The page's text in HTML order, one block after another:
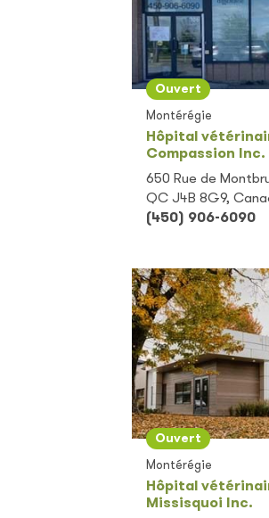
Hôpital
Compassion Inc.
Ouvert
Montérégie
650 Rue de
QC J4B 8G9,
(450) 906-6090
Hôpital
Missisquoi Inc.
Ouvert
Montérégie